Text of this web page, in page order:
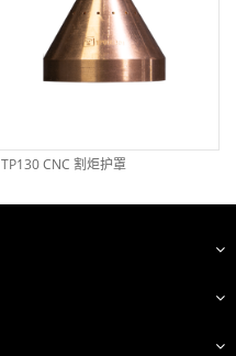
TP130 CNC 割炬护罩